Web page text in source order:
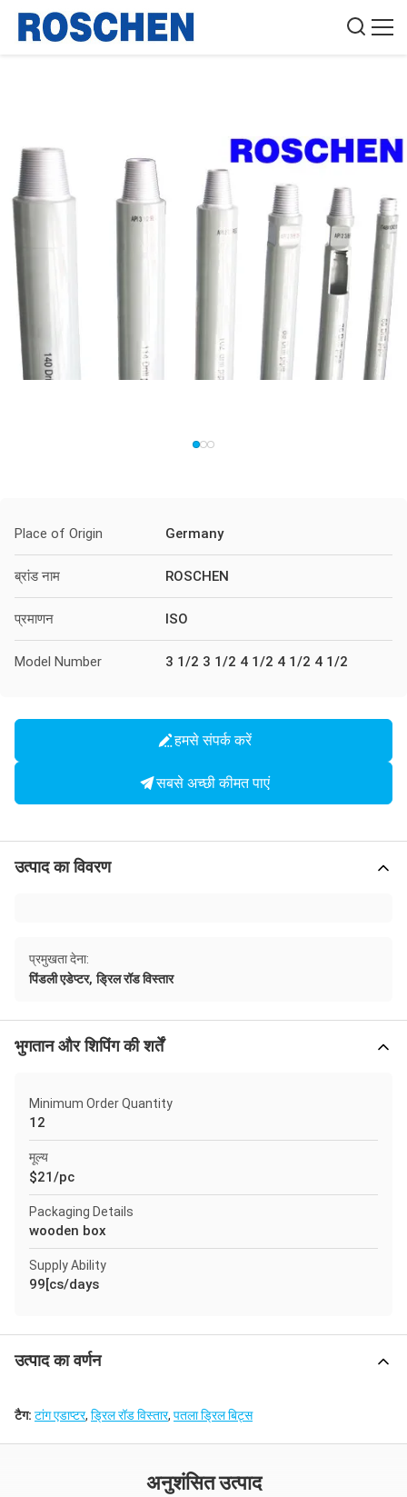
Place of Origin Germany
ब्रांड नाम ROSCHEN
प्रमाणन ISO
Model Number 3 1/2 3 1/2 4 1/2 4 1/2 4 1/2
हमसे संपर्क करें
सबसे अच्छी कीमत पाएं
उत्पाद का विवरण
प्रमुखता देना:
पिंडली एडेप्टर,ड्रिल रॉड विस्तार
भुगतान और शिपिंग की शर्तें
Minimum Order Quantity
12
मूल्य
$21/pc
Packaging Details
wooden box
Supply Ability
99[cs/days
उत्पाद का वर्णन
टैग: टांग एडाप्टर, ड्रिल रॉड विस्तार, पतला ड्रिल बिट्स
अनुशंसित उत्पाद